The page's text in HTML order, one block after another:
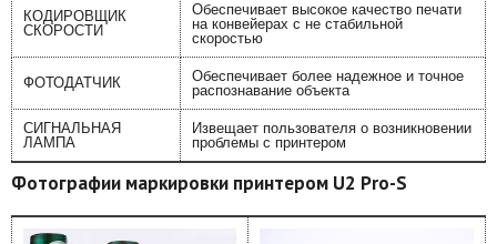
КОДИРОВЩИК
СКОРОСТИ
Обеспечивает высокое качество печати
на конвейерах с не стабильной
скоростью
ФОТОДАТЧИК
Обеспечивает более надежное и точное
распознавание объекта
СИГНАЛЬНАЯ
ЛАМПА
Извещает пользователя о возникновении
проблемы с принтером
Фотографии маркировки принтером U2 Pro-S